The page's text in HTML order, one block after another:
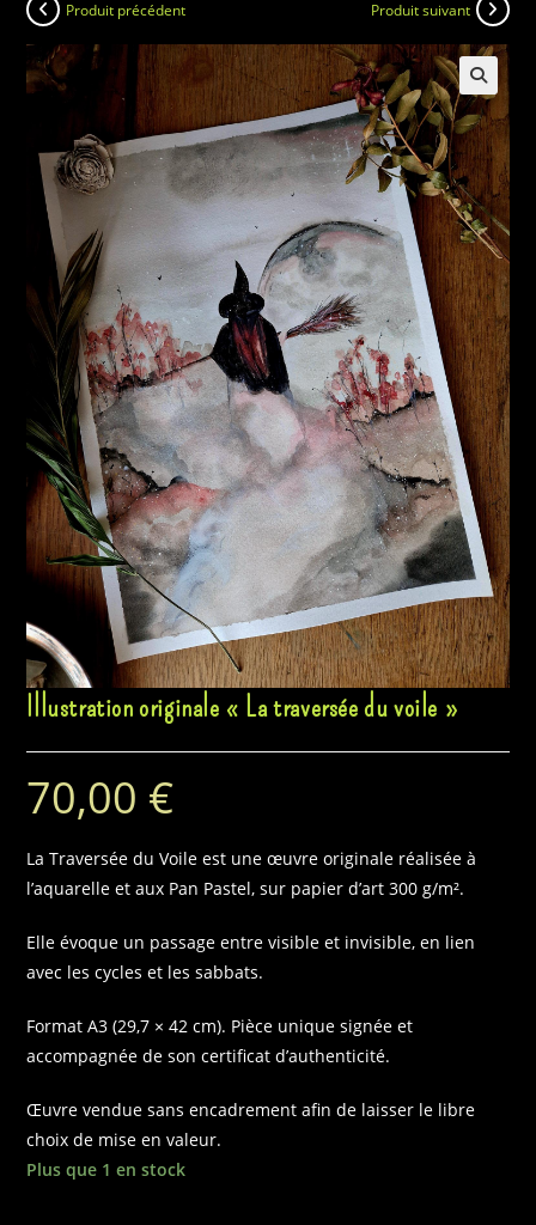
Produit précédent Produit suivant
Illustration originale « La traversée du voile »
70,00 €
La Traversée du Voile est une œuvre originale réalisée à
l’aquarelle et aux Pan Pastel, sur papier d’art 300 g/m².
Elle évoque un passage entre visible et invisible, en lien
avec les cycles et les sabbats.
Format A3 (29,7 × 42 cm). Pièce unique signée et
accompagnée de son certificat d’authenticité.
Œuvre vendue sans encadrement afin de laisser le libre
choix de mise en valeur.
Plus que 1 en stock